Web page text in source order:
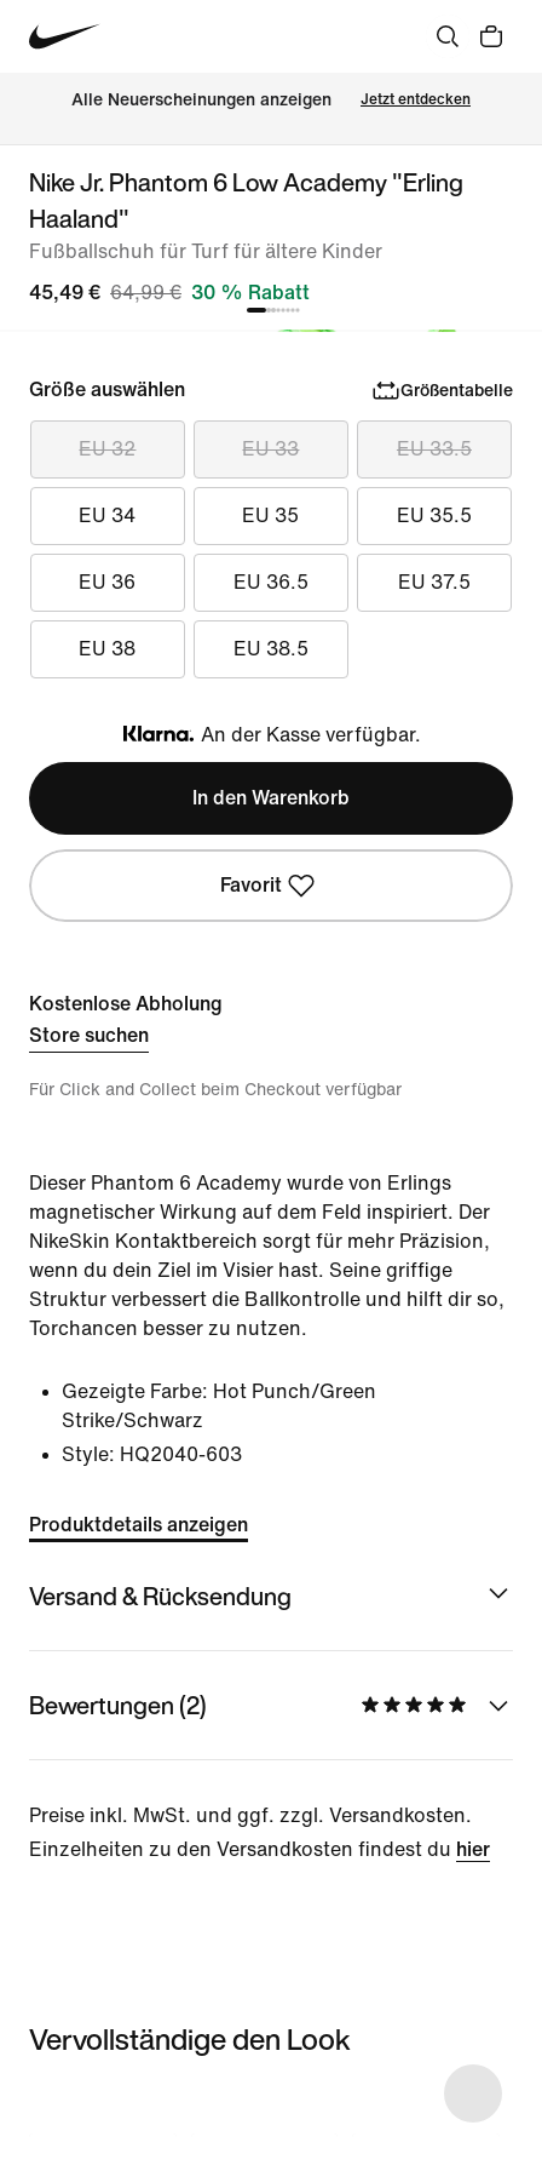
Alle Neuerscheinungen anzeigen Jetzt entdecken
Nike Jr. Phantom 6 Low Academy "Erling
Haaland"
Fußballschuh für Turf für ältere Kinder
45,49 € 64,99 € 30 % Rabatt
Größe auswählen Größentabelle
EU 32 EU 33 EU 33.5
EU 34 EU 35 EU 35.5
EU 36 EU 36.5 EU 37.5
EU 38 EU 38.5
Klarna
An der Kasse verfügbar.
In den Warenkorb
Favorit
Kostenlose Abholung
Store suchen
Für Click and Collect beim Checkout verfügbar
Dieser Phantom 6 Academy wurde von Erlings
magnetischer Wirkung auf dem Feld inspiriert. Der
NikeSkin Kontaktbereich sorgt für mehr Präzision,
wenn du dein Ziel im Visier hast. Seine griffige
Struktur verbessert die Ballkontrolle und hilft dir so,
Torchancen besser zu nutzen.
Gezeigte Farbe: Hot Punch/Green
Strike/Schwarz
Style: HQ2040-603
Produktdetails anzeigen
Versand & Rücksendung
Bewertungen (2)
Preise inkl. MwSt. und ggf. zzgl. Versandkosten.
Einzelheiten zu den Versandkosten findest du hier
Vervollständige den Look